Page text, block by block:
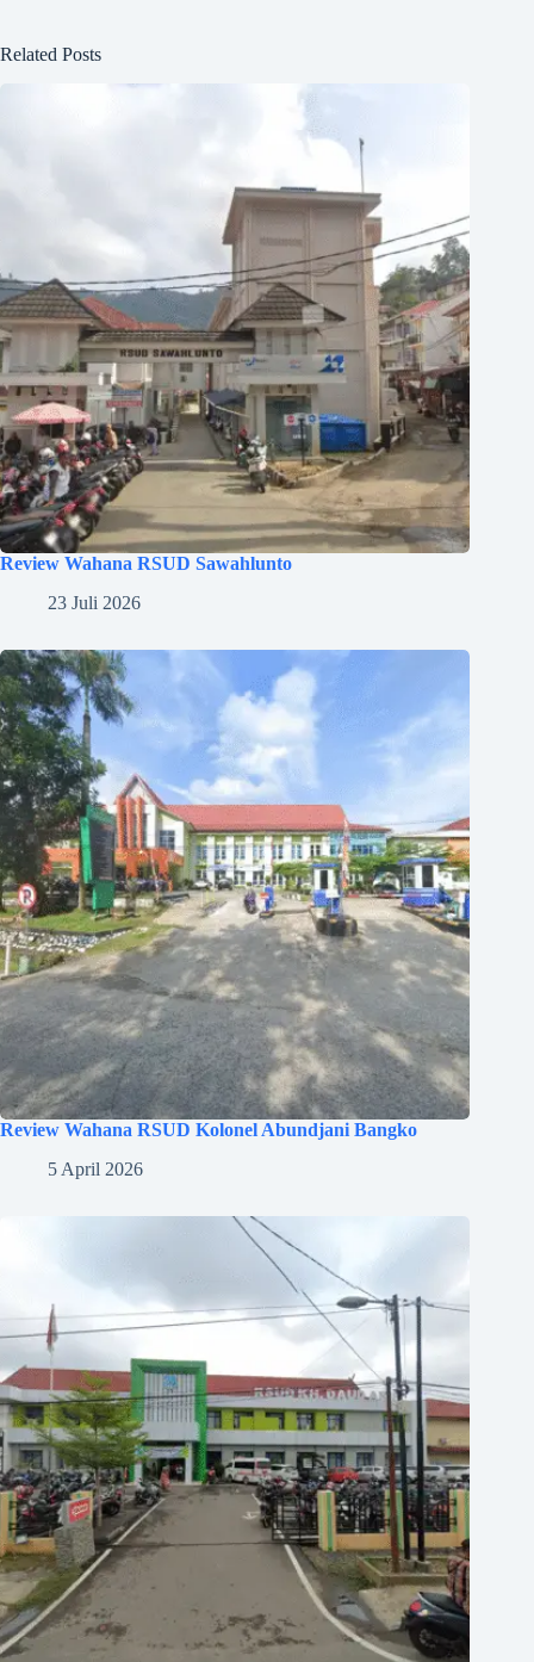
Related Posts
Review Wahana RSUD Sawahlunto
23 Juli 2026
Review Wahana RSUD Kolonel Abundjani Bangko
5 April 2026